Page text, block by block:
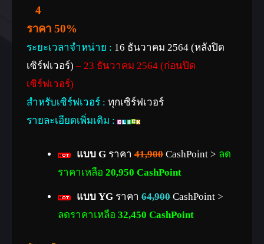
ราคา 50%
ระยะเวลาจำหน่าย : 16 ธันวาคม 2564 (หลังปิด
เซิร์ฟเวอร์) – 23 ธันวาคม 2564 (ก่อนปิด
เซิร์ฟเวอร์)
สำหรับเซิร์ฟเวอร์ : ทุกเซิร์ฟเวอร์
รายละเอียดเพิ่มเติม :
แบบ G ราคา 41,900 CashPoint > ลด
ราคาเหลือ 20,950 CashPoint
แบบ YG ราคา 64,900 CashPoint >
ลดราคาเหลือ 32,450 CashPoint